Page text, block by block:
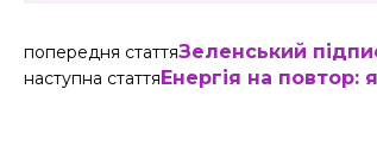
попередня статтяЗеленський
наступна статтяЕнергія на повтор: